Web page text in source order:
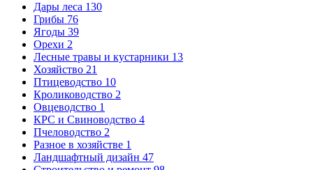
Дары леса 130
Грибы 76
Ягоды 39
Орехи 2
Лесные травы и кустарники 13
Хозяйство 21
Птицеводство 10
Кролиководство 2
Овцеводство 1
КРС и Свиноводство 4
Пчеловодство 2
Разное в хозяйстве 1
Ландшафтный дизайн 47